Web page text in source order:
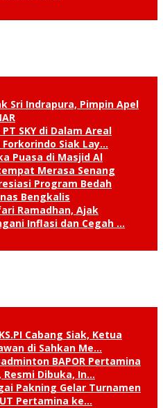
Sri Indrapura, Pimpin Apel
SKY di Dalam Areal
Forkorindo Siak Lay…
Puasa di Masjid Al
Merasa Senang
Program Bedah
Bengkalis
Ramadhan, Ajak
Inflasi dan Cegah …
Cabang Siak, Ketua
di Sahkan Me…
BAPOR Pertamina
Resmi Dibuka, In…
Pakning Gelar Turnamen
Pertamina ke…